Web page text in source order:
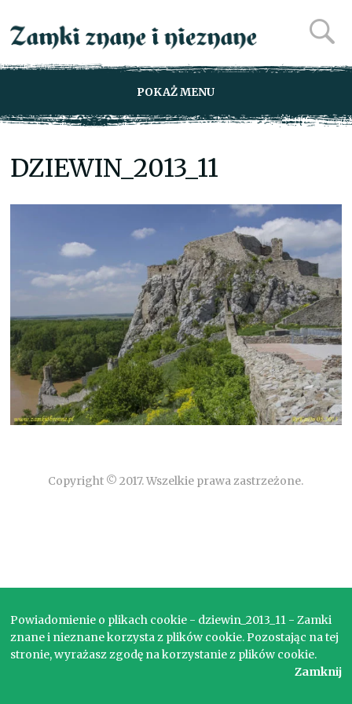
POKAŻ MENU
DZIEWIN_2013_11
Copyright © 2017. Wszelkie prawa zastrzeżone.
Powiadomienie o plikach cookie - dziewin_2013_11 - Zamki
znane i nieznane korzysta z plików cookie. Pozostając na tej
stronie, wyrażasz zgodę na korzystanie z plików cookie.
Zamknij